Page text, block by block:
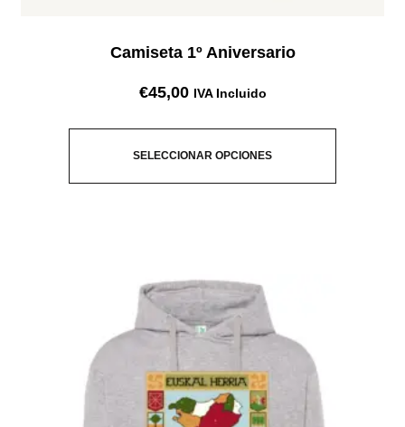
Camiseta 1º Aniversario
€45,00 IVA Incluido
SELECCIONAR OPCIONES